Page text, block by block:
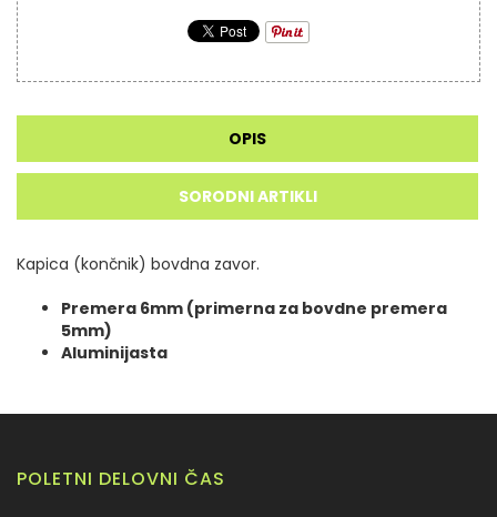
OPIS
SORODNI ARTIKLI
Kapica (končnik) bovdna zavor.
Premera 6mm (primerna za bovdne premera
5mm)
Aluminijasta
POLETNI DELOVNI ČAS